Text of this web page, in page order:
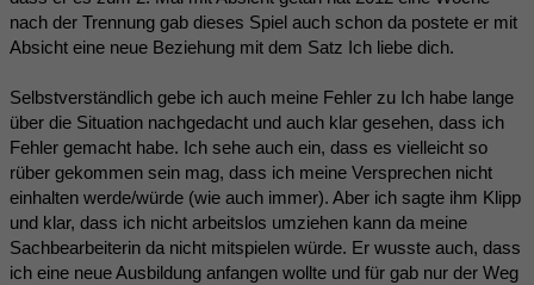
nach der Trennung gab dieses Spiel auch schon da postete er mit
Absicht eine neue Beziehung mit dem Satz Ich liebe dich.
Selbstverständlich gebe ich auch meine Fehler zu Ich habe lange
über die Situation nachgedacht und auch klar gesehen, dass ich
Fehler gemacht habe. Ich sehe auch ein, dass es vielleicht so
rüber gekommen sein mag, dass ich meine Versprechen nicht
einhalten werde/würde (wie auch immer). Aber ich sagte ihm Klipp
und klar, dass ich nicht arbeitslos umziehen kann da meine
Sachbearbeiterin da nicht mitspielen würde. Er wusste auch, dass
ich eine neue Ausbildung anfangen wollte und für gab nur der Weg